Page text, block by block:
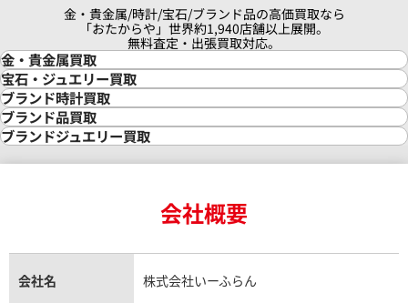
金・貴金属/時計/宝石/ブランド品の高価買取なら
「おたからや」世界約1,940店舗以上展開。
無料査定・出張買取対応。
金・貴金属買取
金買取
金の相場価格情報
金の参考買取価格一覧
インゴット買取
インゴットの相場価格情報
24金買取
金貨買取
貴金属買取
宝石・ジュエリー買取
宝石・ジュエリー買取
ダイヤモンド買取
ダイヤモンド・宝石の参考価格一覧
リング・結婚指輪買取
エメラルド買取
トパーズ買取
タンザナイト買取
ブランド時計買取
時計買取
ロレックス買取
ロレックス デイトナ買取
ロレックス サブマリーナー買取
ロレックス エクスプローラー買取
ロレックス デイトジャスト買取
パテック フィリップノーチラス買取
ブランド品買取
ブランド買取
シャネル マトラッセ買取
ブランドジュエリー買取
ヴァンクリーフ＆アーペル買取
ショーメ買取
会社概要
会社名 株式会社いーふらん